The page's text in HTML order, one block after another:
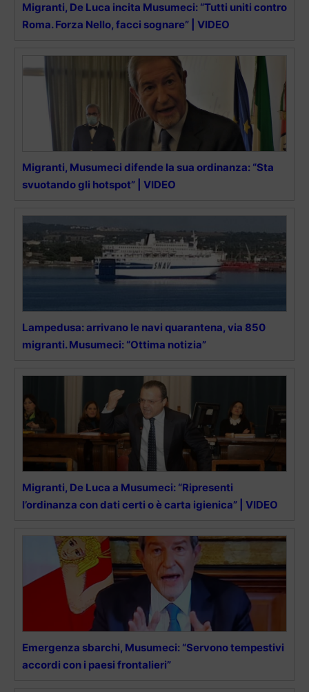
Migranti, De Luca incita Musumeci: “Tutti uniti contro
Roma. Forza Nello, facci sognare” | VIDEO
Migranti, Musumeci difende la sua ordinanza: “Sta
svuotando gli hotspot” | VIDEO
Lampedusa: arrivano le navi quarantena, via 850
migranti. Musumeci: “Ottima notizia”
Migranti, De Luca a Musumeci: “Ripresenti
l’ordinanza con dati certi o è carta igienica” | VIDEO
Emergenza sbarchi, Musumeci: “Servono tempestivi
accordi con i paesi frontalieri”